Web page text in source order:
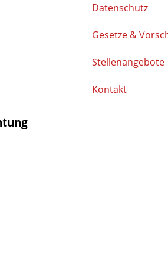
Datenschutz
Gesetze &
Stellenangebote
Kontakt